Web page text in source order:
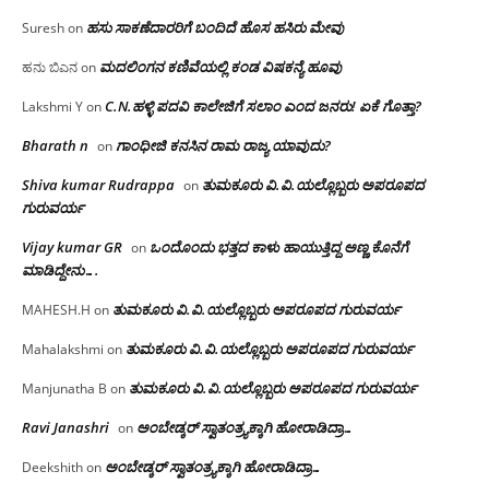
Sureshon ಹಸು ಸಾಕಣೆದಾರರಿಗೆ ಬಂದಿದೆ ಹೊಸ ಹಸಿರು ಮೇವು
ಹನು ಬಿಎನon ಮದಲಿಂಗನ ಕಣಿವೆಯಲ್ಲಿ ಕಂಡ ವಿಷಕನ್ಯೆ ಹೂವು
Lakshmi YonC.N.ಹಳ್ಳಿ ಪದವಿ ಕಾಲೇಜಿಗೆ ಸಲಾಂ‌ ಎಂದ ಜನರು! ಏಕೆ ಗೊತ್ತಾ?
Bharath n onಗಾಂಧೀಜಿ ಕನಸಿನ ರಾಮ ರಾಜ್ಯ ಯಾವುದು?
Shiva kumar Rudrappa on ತುಮಕೂರು‌ ವಿ.ವಿ.ಯಲ್ಲೊಬ್ಬರು ಅಪರೂಪದ
ಗುರುವರ್ಯ
Vijay kumar GR on ಒಂದೊಂದು ಭತ್ತದ ಕಾಳು ಹಾಯುತ್ತಿದ್ದ ಅಣ್ಣ ಕೊನೆಗೆ
ಮಾಡಿದ್ದೇನು….
MAHESH.H on ತುಮಕೂರು‌ ವಿ.ವಿ.ಯಲ್ಲೊಬ್ಬರು ಅಪರೂಪದ ಗುರುವರ್ಯ
Mahalakshmi on ತುಮಕೂರು‌ ವಿ.ವಿ.ಯಲ್ಲೊಬ್ಬರು ಅಪರೂಪದ ಗುರುವರ್ಯ
Manjunatha B on ತುಮಕೂರು‌ ವಿ.ವಿ.ಯಲ್ಲೊಬ್ಬರು ಅಪರೂಪದ ಗುರುವರ್ಯ
Ravi Janashri on ಅಂಬೇಡ್ಕರ್ ಸ್ವಾತಂತ್ರ್ಯಕ್ಕಾಗಿ ಹೋರಾಡಿದ್ರಾ…
Deekshithon ಅಂಬೇಡ್ಕರ್ ಸ್ವಾತಂತ್ರ್ಯಕ್ಕಾಗಿ ಹೋರಾಡಿದ್ರಾ…